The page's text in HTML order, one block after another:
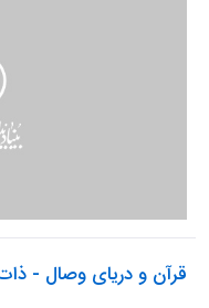
قرآن و دریای وصال -